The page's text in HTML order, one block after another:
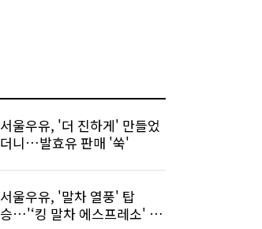
서울우유, '더 진하게' 만들었
더니…발효유 판매 '쑥'
서울우유, '말차 열풍' 탑
승…'‘킹 말차 에스프레소' 출